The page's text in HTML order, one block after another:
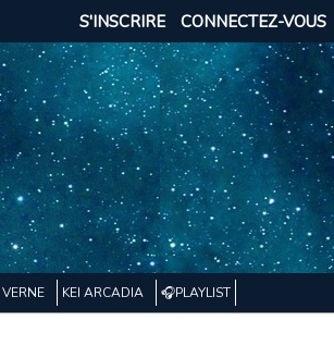
CONNECTEZ-VOUS
S'INSCRIRE
VERNE KEI ARCADIA 🎧PLAYLIST